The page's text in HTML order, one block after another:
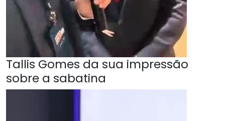
Tallis Gomes da sua impressão
sobre a sabatina